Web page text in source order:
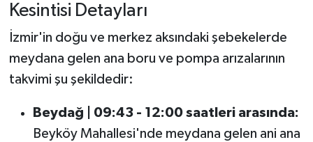
Kesintisi Detayları
İzmir'in doğu ve merkez aksındaki şebekelerde
meydana gelen ana boru ve pompa arızalarının
takvimi şu şekildedir:
Beydağ | 09:43 - 12:00 saatleri arasında:
Beyköy Mahallesi'nde meydana gelen ani ana